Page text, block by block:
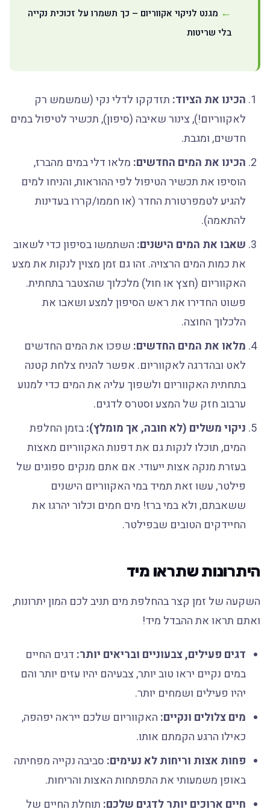
מגנט לניקוי אקווריום – כך תשמרו על זכוכית נקייה
בלי שריטות
הכינו את הציוד:תזדקקו לדלי נקי (שמשמש רק
לאקווריום!), צינור שאיבה (סיפון), תכשיר לטיפול במים
חדשים, ומגבת.
הכינו את המים החדשים:מלאו דלי במים מהברז,
הוסיפו את תכשיר הטיפול לפי ההוראות, והניחו למים
להגיע לטמפרטורת החדר (או חממו/קררו בעדינות
להתאמה).
שאבו את המים הישנים:השתמשו בסיפון כדי לשאוב
את כמות המים הרצויה. זהו גם זמן מצוין לנקות את מצע
האקווריום (חצץ או חול) מלכלוך שהצטבר בתחתית.
פשוט החדירו את ראש הסיפון למצע ושאבו את
הלכלוך החוצה.
מלאו את המים החדשים:שפכו את המים החדשים
לאט ובהדרגה לאקווריום. אפשר להניח צלחת קטנה
בתחתית האקווריום ולשפוך עליה את המים כדי למנוע
ערבוב חזק של המצע וסטרס לדגים.
ניקוי משלים (לא חובה, אך מומלץ):בזמן החלפת
המים, תוכלו לנקות גם את דפנות האקווריום מאצות
בעזרת מנקה אצות ייעודי. אם אתם מנקים ספוגים של
פילטר, עשו זאת תמיד במי האקווריום הישנים
ששאבתם, ולא במי ברז! מים חמים וכלור יהרגו את
החיידקים הטובים שבפילטר.
היתרונות שתראו מיד
השקעה של זמן קצר בהחלפת מים תניב לכם המון יתרונות,
ואתם תראו את ההבדל מיד!
דגים פעילים, צבעוניים ובריאים יותר:דגים החיים
במים נקיים יראו טוב יותר, צבעיהם יהיו עזים יותר והם
יהיו פעילים ושמחים יותר.
מים צלולים ונקיים:האקווריום שלכם ייראה יפהפה,
כאילו הרגע הקמתם אותו.
פחות אצות וריחות לא נעימים:סביבה נקייה מפחיתה
באופן משמעותי את התפתחות האצות והריחות.
חיים ארוכים יותר לדגים שלכם:תוחלת החיים של